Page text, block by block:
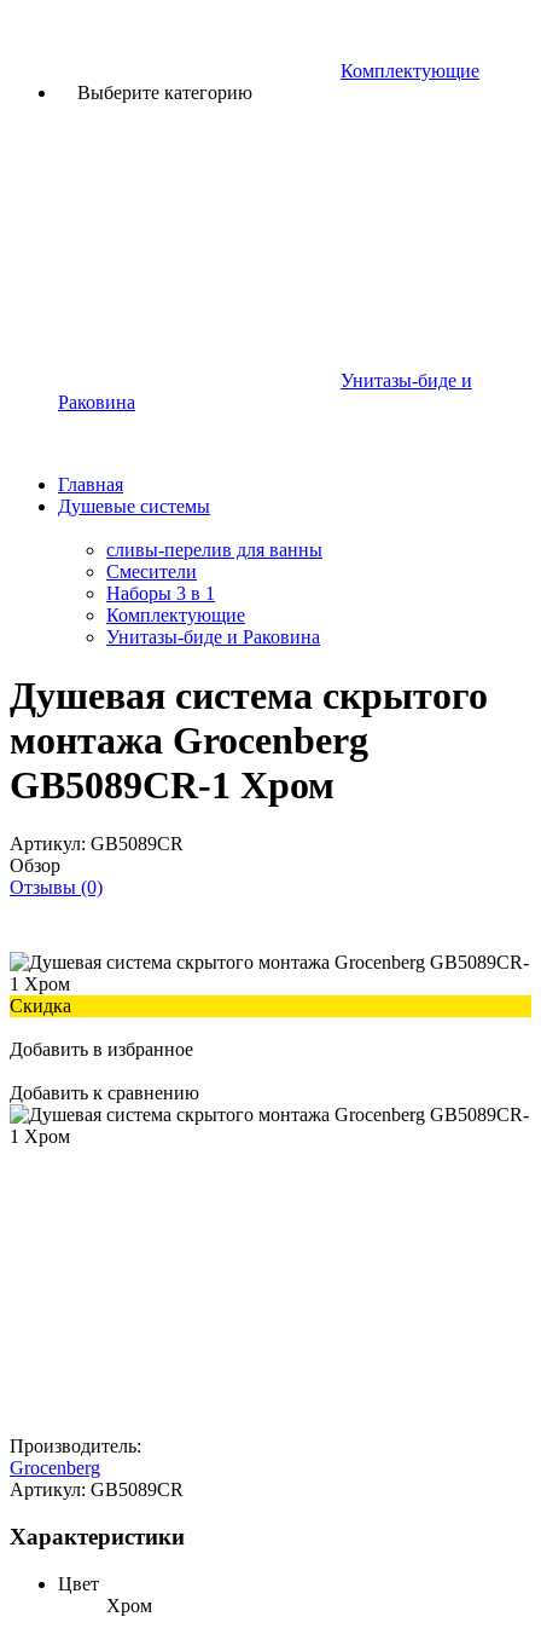
Комплектующие
Выберите категорию
Унитазы-биде и
Раковина
Главная
Душевые системы
сливы-перелив для ванны
Смесители
Наборы 3 в 1
Комплектующие
Унитазы-биде и Раковина
Душевая система скрытого
монтажа Grocenberg
GB5089CR-1 Хром
Артикул: GB5089CR
Обзор
Отзывы (0)
Скидка
Добавить в избранное
Добавить к сравнению
Производитель:
Grocenberg
Артикул: GB5089CR
Характеристики
Цвет
Хром